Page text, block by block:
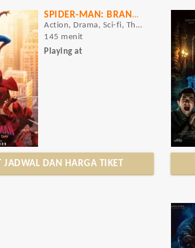
SPIDER-MAN: BRAND NEW DAY
Action, Drama, Sci-fi, Thriller
145 menit
Playing at
JADWAL DAN HARGA TIKET